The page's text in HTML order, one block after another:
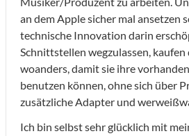
an dem Apple sicher mal ansetzen
technische Innovation darin
Schnittstellen wegzulassen, kaufen
woanders, damit sie ihre
benutzen können, ohne sich über
zusätzliche Adapter und
Ich bin selbst sehr glücklich mit